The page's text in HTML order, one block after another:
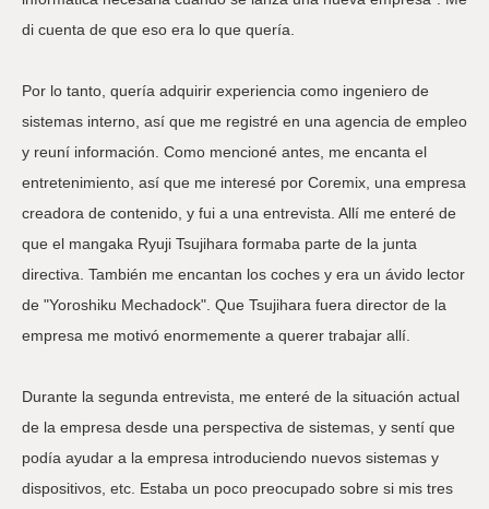
di cuenta de que eso era lo que quería.
Por lo tanto, quería adquirir experiencia como ingeniero de
sistemas interno, así que me registré en una agencia de empleo
y reuní información. Como mencioné antes, me encanta el
entretenimiento, así que me interesé por Coremix, una empresa
creadora de contenido, y fui a una entrevista. Allí me enteré de
que el mangaka Ryuji Tsujihara formaba parte de la junta
directiva. También me encantan los coches y era un ávido lector
de "Yoroshiku Mechadock". Que Tsujihara fuera director de la
empresa me motivó enormemente a querer trabajar allí.
Durante la segunda entrevista, me enteré de la situación actual
de la empresa desde una perspectiva de sistemas, y sentí que
podía ayudar a la empresa introduciendo nuevos sistemas y
dispositivos, etc. Estaba un poco preocupado sobre si mis tres